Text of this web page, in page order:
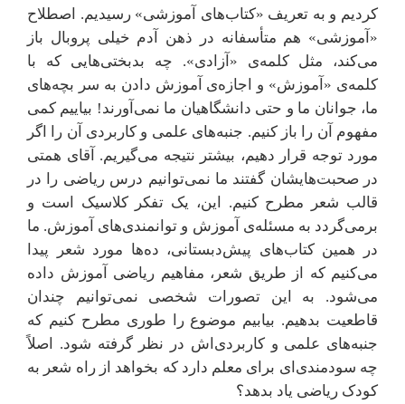
کردیم و به تعریف «کتاب‌های آموزشی» رسیدیم. اصطلاح
«آموزشی» هم متأسفانه در ذهن آدم خیلی پروبال باز
می‌کند، مثل کلمه‌ی «آزادی». چه بدبختی‌هایی که با
کلمه‌ی «آموزش» و اجازه‌ی آموزش دادن به سر بچه‌های
ما، جوانان ما و حتی دانشگاهیان ما نمی‌آورند! بیاییم کمی
مفهوم آن را باز کنیم. جنبه‌های علمی و کاربردی آن را اگر
مورد توجه قرار دهیم، بیشتر نتیجه می‌گیریم. آقای همتی
در صحبت‌هایشان گفتند ما نمی‌توانیم درس ریاضی را در
قالب شعر مطرح کنیم. این، یک تفکر کلاسیک است و
برمی‌گردد به مسئله‌ی آموزش و توانمندی‌های آموزش. ما
در همین کتاب‌های پیش‌دبستانی، ده‌ها مورد شعر پیدا
می‌کنیم که از طریق شعر، مفاهیم ریاضی آموزش داده
می‌شود. به این تصورات شخصی نمی‌توانیم چندان
قاطعیت بدهیم. بیابیم موضوع را طوری مطرح کنیم که
جنبه‌های علمی و کاربردی‌اش در نظر گرفته شود. اصلاً
چه سودمندی‌ای برای معلم دارد که بخواهد از راه شعر به
کودک ریاضی یاد بدهد؟